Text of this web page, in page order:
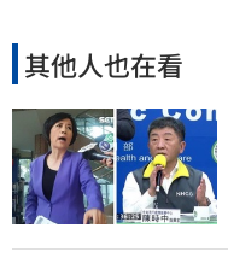
其他人也在看